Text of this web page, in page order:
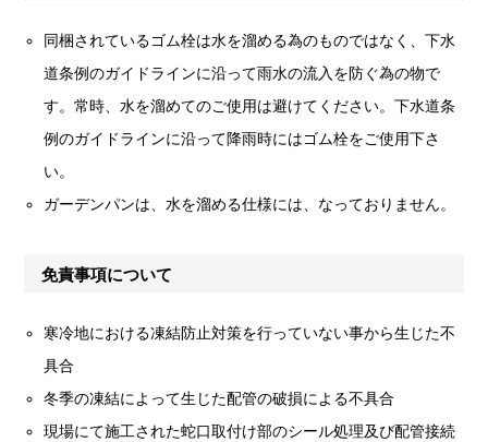
同梱されているゴム栓は水を溜める為のものではなく、下水
道条例のガイドラインに沿って雨水の流入を防ぐ為の物で
す。常時、水を溜めてのご使用は避けてください。下水道条
例のガイドラインに沿って降雨時にはゴム栓をご使用下さ
い。
ガーデンパンは、水を溜める仕様には、なっておりません。
免責事項について
寒冷地における凍結防止対策を行っていない事から生じた不
具合
冬季の凍結によって生じた配管の破損による不具合
現場にて施工された蛇口取付け部のシール処理及び配管接続